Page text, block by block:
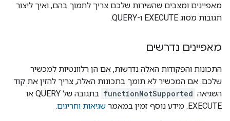
מאפיינים ומצבים שהשירות שלכם צריך לתמוך בהם, ואיך ליצור
תגובות מסוג EXECUTE ו-QUERY.
מאפיינים נדרשים
התכונות והפקודות האלה נדרשות, אם הן רלוונטיות למכשיר
שלכם. אם המכשיר לא תומך בתכונות האלה, צריך להזין את קוד
השגיאה functionNotSupported
בתגובה של QUERY או
EXECUTE. מידע נוסף זמין במאמר
שגיאות וחריגים.